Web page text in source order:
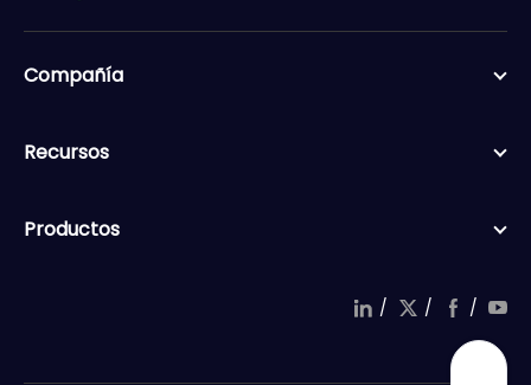
Compañía
Recursos
Productos
/ / /